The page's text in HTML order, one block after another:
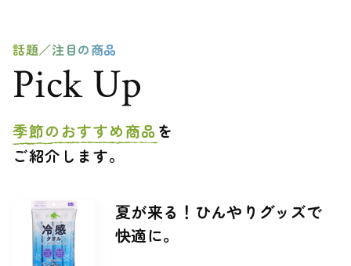
話題／注目の商品
Pick Up
季節のおすすめ商品を
ご紹介します。
紹
介
文
商
品
名
夏が来る！ひんやりグッズで
快適に。